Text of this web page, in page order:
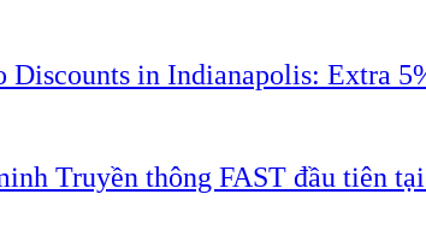
Discounts in Indianapolis: Extra
Truyền thông FAST đầu tiên